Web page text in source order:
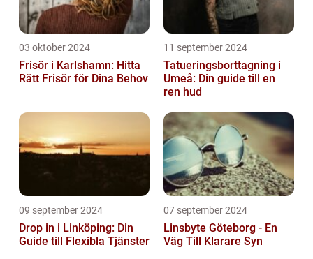
03 oktober 2024
Frisör i Karlshamn: Hitta
Rätt Frisör för Dina Behov
11 september 2024
Tatueringsborttagning i
Umeå: Din guide till en
ren hud
09 september 2024
Drop in i Linköping: Din
Guide till Flexibla Tjänster
07 september 2024
Linsbyte Göteborg - En
Väg Till Klarare Syn